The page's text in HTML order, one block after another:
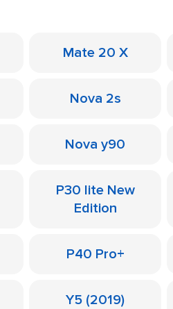
Mate 20 X
Nova 2s
Nova y90
P30 lite New
Edition
P40 Pro+
Y5 (2019)